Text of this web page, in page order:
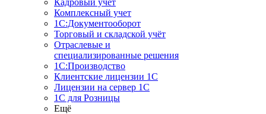
Кадровый учет
Комплексный учет
1С:Документооборот
Торговый и складской учёт
Отраслевые и
специализированные решения
1С:Производство
Клиентские лицензии 1С
Лицензии на сервер 1С
1С для Розницы
Ещё